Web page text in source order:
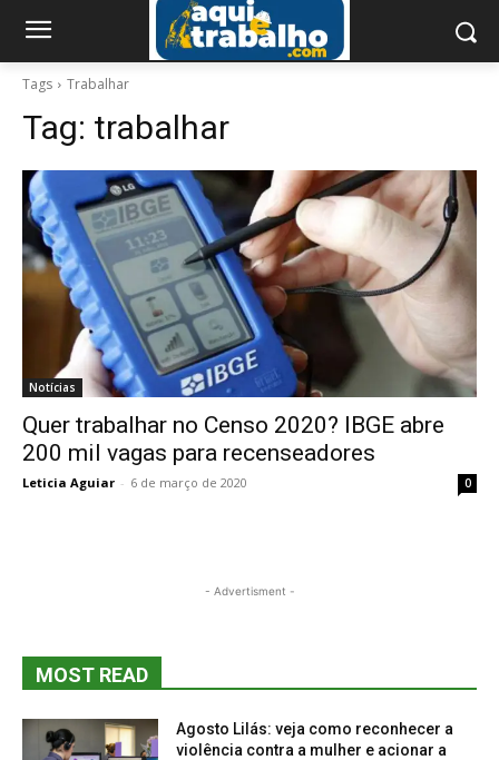
Tags Trabalhar
Tag: trabalhar
Notícias
Quer trabalhar no Censo 2020? IBGE abre
200 mil vagas para recenseadores
Leticia Aguiar - 6 de março de 2020 0
- Advertisment -
MOST READ
Agosto Lilás: veja como reconhecer a
violência contra a mulher e acionar a